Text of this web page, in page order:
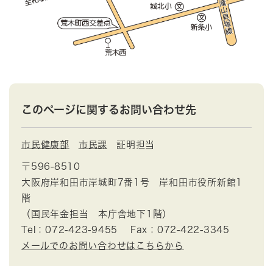
このページに関するお問い合わせ先
市民健康部 市民課 証明担当
〒596-8510
大阪府岸和田市岸城町7番1号 岸和田市役所新館1
階
（国民年金担当 本庁舎地下1階）
Tel：072-423-9455
Fax：072-422-3345
メールでのお問い合わせはこちらから